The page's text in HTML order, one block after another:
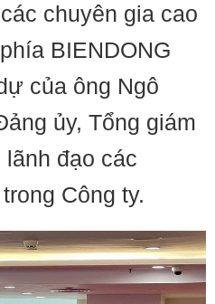
chuyên gia cao
BIENDONG
của ông Ngô
ủy, Tổng giám
lãnh đạo các
Công ty.